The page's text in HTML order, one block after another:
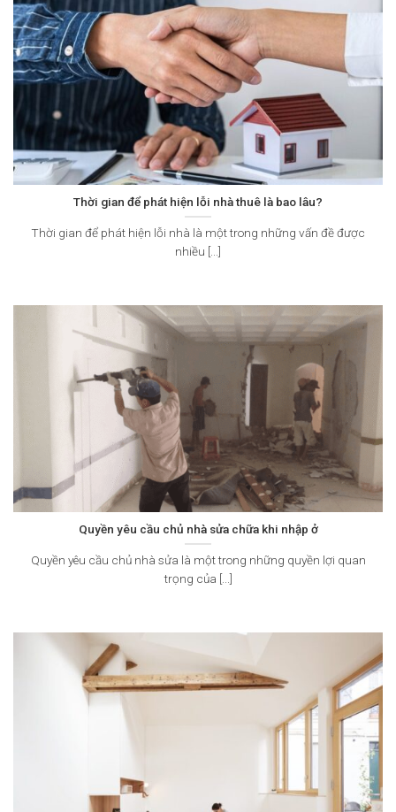
Thời gian để phát hiện lỗi nhà thuê là bao lâu?
Thời gian để phát hiện lỗi nhà là một trong những vấn đề được
nhiều [...]
Quyền yêu cầu chủ nhà sửa chữa khi nhập ở
Quyền yêu cầu chủ nhà sửa là một trong những quyền lợi quan
trọng của [...]